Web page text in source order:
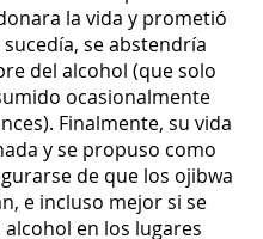
la vida y prometió
sucedía, se abstendría
del alcohol (que solo
ocasionalmente
Finalmente, su vida
y se propuso como
de que los ojibwa
e incluso mejor si se
en los lugares